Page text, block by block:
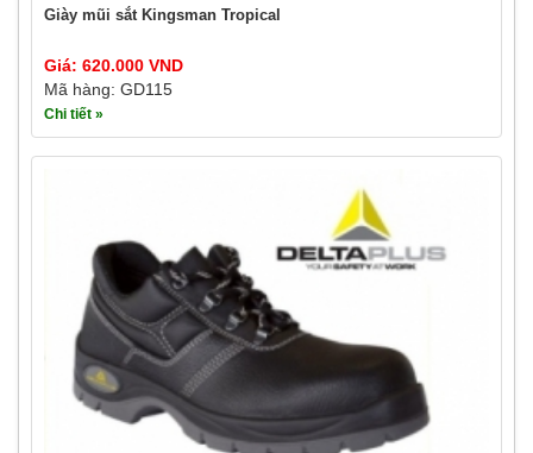
Giày mũi sắt Kingsman Tropical
Giá: 620.000 VND
Mã hàng: GD115
Chi tiết »